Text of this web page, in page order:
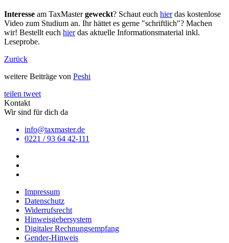
Interesse am TaxMastergeweckt? Schaut euch hierdas kostenlose
Video zum Studium an. Ihr hättet es gerne "schriftlich"? Machen
wir! Bestellt euch hierdas aktuelle Informationsmaterial inkl.
Leseprobe.
Zurück
weitere Beiträge von Peshi
teilen tweet
Kontakt
Wir sind für dich da
info@taxmaster.de
0221 / 93 64 42-111
Impressum
Datenschutz
Widerrufsrecht
Hinweisgebersystem
Digitaler Rechnungsempfang
Gender-Hinweis